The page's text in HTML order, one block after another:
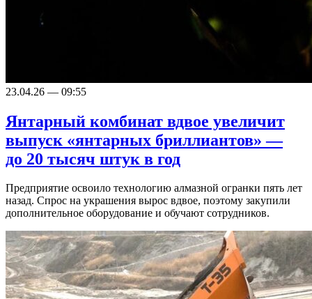
23.04.26 — 09:55
Янтарный комбинат вдвое увеличит
выпуск «янтарных бриллиантов» —
до 20 тысяч штук в год
Предприятие освоило технологию алмазной огранки пять лет
назад. Спрос на украшения вырос вдвое, поэтому закупили
дополнительное оборудование и обучают сотрудников.